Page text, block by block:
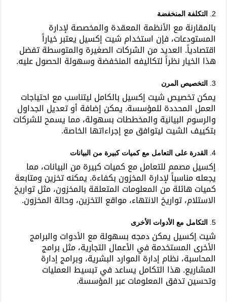
2. التكلفة المنخفضة
بالمقارنة مع الأنظمة المعقدة والمخصصة لإدارة
المستودعات، فإن استخدام شيت إكسيل يعتبر خياراً
اقتصادياً. العديد من الشركات الصغيرة والمتوسطة تفضل
هذا الخيار نظراً لتكاليفه المنخفضة وسهولة الحصول عليه.
3. التخصيص المرن
يمكن تخصيص شيت إكسيل بالكامل ليتناسب مع احتياجات
العمل المحددة للمؤسسة. يمكن إضافة أو تعديل الجداول
والرسوم البيانية والمخططات بسهولة، مما يسمح للشركات
بتكييف الشيت ليتوافق مع إجراءاتها الخاصة.
4. القدرة على التعامل مع كميات كبيرة من البيانات
إكسيل مصمم للتعامل مع كميات كبيرة من البيانات، مما
يجعله مناسباً لإدارة المخزون بكفاءة. يمكنه تخزين ومتابعة
كميات هائلة من المعلومات المتعلقة بالمخزون، مثل تواريخ
الاستلام، تواريخ الانتهاء، مواقع التخزين، وحالة المخزون.
5. التكامل مع الأدوات الأخرى
شيت إكسيل يمكن دمجه بسهولة مع الأدوات والبرامج
الأخرى المستخدمة في الأعمال التجارية، مثل برامج
المحاسبة، نظام إدارة الموارد البشرية، وبرامج إدارة
المشاريع. هذا التكامل يساعد في تبسيط العمليات
وتحسين تدفق المعلومات عبر المؤسسة.